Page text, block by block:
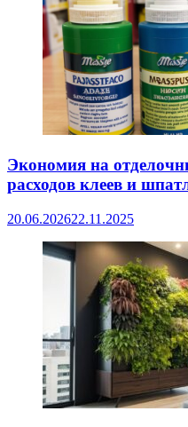
Экономия на
расходов клеев и
20.06.202622.11.2025